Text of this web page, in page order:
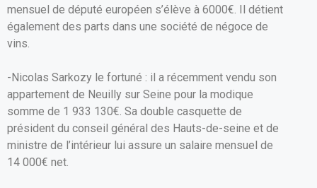
mensuel de député européen s’élève à 6000€. Il détient
également des parts dans une société de négoce de
vins.
-Nicolas Sarkozy le fortuné : il a récemment vendu son
appartement de Neuilly sur Seine pour la modique
somme de 1 933 130€. Sa double casquette de
président du conseil général des Hauts-de-seine et de
ministre de l’intérieur lui assure un salaire mensuel de
14 000€ net.